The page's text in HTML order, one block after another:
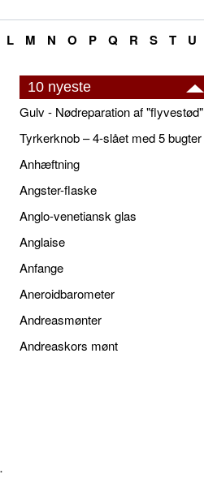
L M N O P Q R S T U
10 nyeste
Gulv - Nødreparation af "flyvestød"
Tyrkerknob – 4-slået med 5 bugter
Anhæftning
Angster-flaske
Anglo-venetiansk glas
Anglaise
Anfange
Aneroidbarometer
Andreasmønter
Andreaskors mønt